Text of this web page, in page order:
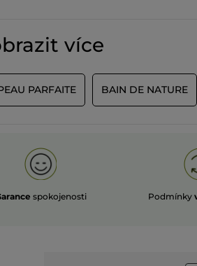
více
PARFAITE BAIN DE NATURE
spokojenosti Podmínky